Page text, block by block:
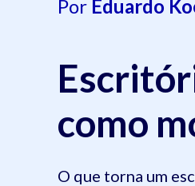
Por Eduardo
como
O que torna um